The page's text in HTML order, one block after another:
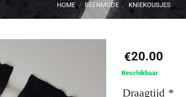
HOME / BEENMODE / KNIEKOUSJES
toevoegen
€20.00
Beschikbaar
Draagtijd *